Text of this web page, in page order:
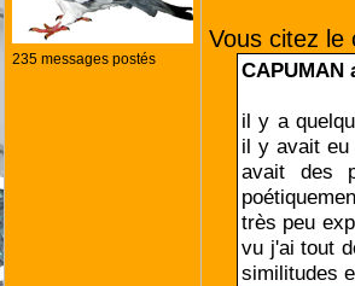
235 messages postés
Vous citez le
CAPUMAN
il y a
il y avait
avait des
très peu
vu j'ai tout
similitudes